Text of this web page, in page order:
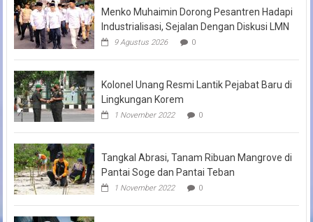
Menko Muhaimin Dorong Pesantren Hadapi
Industrialisasi, Sejalan Dengan Diskusi LMN
9 Agustus 2026 0
Kolonel Unang Resmi Lantik Pejabat Baru di
Lingkungan Korem
1 November 2022 0
Tangkal Abrasi, Tanam Ribuan Mangrove di
Pantai Soge dan Pantai Teban
1 November 2022 0